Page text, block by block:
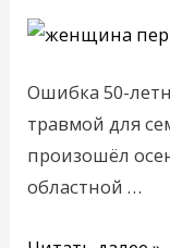
Ошибка 50-
травмой для
произошёл
областной …
пойдёт
суд